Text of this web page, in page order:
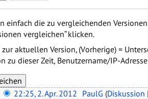
einfach die zu vergleichenden
vergleichen“ klicken.
aktuellen Version, (Vorherige) =
zu dieser Zeit, Benutzername/IP-
22:25, 2. Apr. 2012 PaulG (Diskussion |